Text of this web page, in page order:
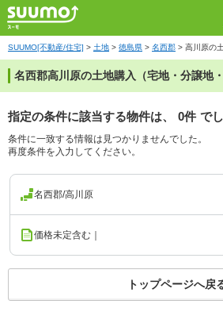
SUUMO[不動産/住宅] > 土地 > 徳島県 > 名西郡 > 高川原の
名西郡高川原の土地購入（宅地・分譲地
指定の条件に該当する物件は、 0件 でし
条件に一致する情報は見つかりませんでした。
再度条件を入力してください。
名西郡/高川原
価格未定含む｜
トップページへ戻